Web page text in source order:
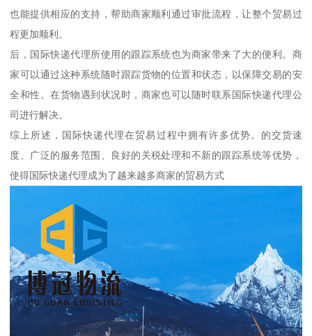
也能提供相应的支持，帮助商家顺利通过审批流程，让整个贸易过
程更加顺利。
后，国际快递代理所使用的跟踪系统也为商家带来了大的便利。商
家可以通过这种系统随时跟踪货物的位置和状态，以保障交易的安
全和性。在货物遇到状况时，商家也可以随时联系国际快递代理公
司进行解决。
综上所述，国际快递代理在贸易过程中拥有许多优势。的交货速
度、广泛的服务范围、良好的关税处理和不新的跟踪系统等优势，
使得国际快递代理成为了越来越多商家的贸易方式